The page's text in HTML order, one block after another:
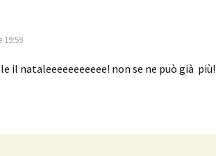
19:59
il nataleeeeeeeeeee! non se ne può già più!